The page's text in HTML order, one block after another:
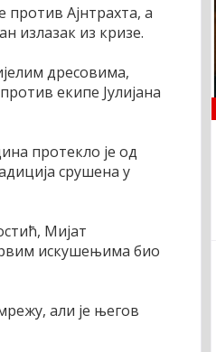
против Ајнтрахта, а
излазак из кризе.
дресовима,
екипе Јулијана
протекло је од
срушена у
Мијат
искушењима био
али је његов